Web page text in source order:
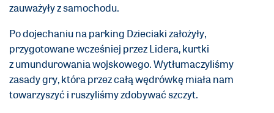
zauważyły z samochodu.
Po dojechaniu na parking Dzieciaki założyły,
przygotowane wcześniej przez Lidera, kurtki
z umundurowania wojskowego. Wytłumaczyliśmy
zasady gry, która przez całą wędrówkę miała nam
towarzyszyć i ruszyliśmy zdobywać szczyt.